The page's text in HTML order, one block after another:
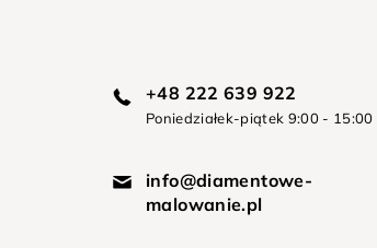
+48 222 639 922
Poniedziałek-piątek 9:00 - 15:00
info@diamentowe-
malowanie.pl